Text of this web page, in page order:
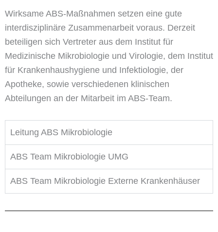
Wirksame ABS-Maßnahmen setzen eine gute
interdisziplinäre Zusammenarbeit voraus. Derzeit
beteiligen sich Vertreter aus dem Institut für
Medizinische Mikrobiologie und Virologie, dem Institut
für Krankenhaushygiene und Infektiologie, der
Apotheke, sowie verschiedenen klinischen
Abteilungen an der Mitarbeit im ABS-Team.
Leitung ABS Mikrobiologie
ABS Team Mikrobiologie UMG
ABS Team Mikrobiologie Externe Krankenhäuser